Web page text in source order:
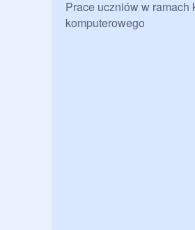
Prace uczniów w ramach
komputerowego